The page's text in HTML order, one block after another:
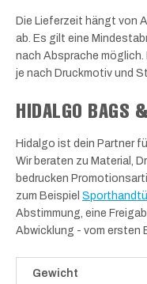
Die Lieferzeit hängt von
ab. Es gilt eine
nach Absprache möglich.
je nach Druckmotiv und
HIDALGO BAGS
Hidalgo ist dein Partner
Wir beraten zu Material,
bedrucken
zum Beispiel
Abstimmung, eine
Abwicklung - vom ersten
Gewicht